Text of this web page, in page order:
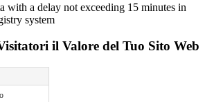
with a delay not exceeding 15 minutes in
system
il Valore del Tuo Sito Web